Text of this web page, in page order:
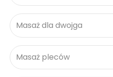
Masaż dla dwojga
Masaż pleców